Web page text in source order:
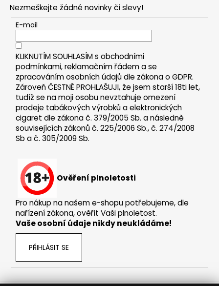
a
c
í
p
r
v
k
y
v
ý
p
i
Nezmeškejte žádné novinky či slevy!
E-mail
KLIKNUTÍM SOUHLASÍM s obchodními
podmínkami,reklamačním řádem a se
zpracováním osobních údajů dle zákona oGDPR.
Zároveň ČESTNĚ PROHLAŠUJI, že jsem starší 18ti let,
tudíž se na moji osobu nevztahuje omezení
prodeje tabákových výrobků a elektronických
cigaret dle zákona č. 379/2005 Sb. a následně
souvisejících zákonů č. 225/2006 Sb., č. 274/2008
Sb a č. 305/2009 Sb.
Ověření plnoletosti
Pro nákup na našem e-shopu potřebujeme, dle
nařízení zákona, ověřit Vaši plnoletost.
Vaše osobní údaje nikdy neukládáme!
PŘIHLÁSIT SE